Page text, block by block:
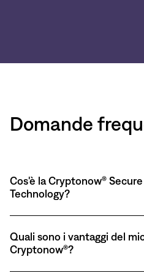
Domande
Cos'è la Cryptonow®
Technology?
Quali sono i vantaggi del
Cryptonow®?